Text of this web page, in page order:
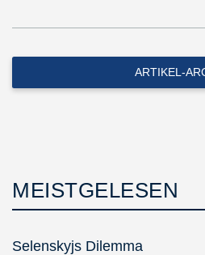
ARTIKEL-
MEISTGELESEN
Selenskyjs Dilemma